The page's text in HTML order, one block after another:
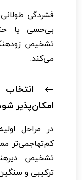
فشردگی
بی‌حسی یا
تشخیص
می‌کند.
انتخاب
امکان‌پذیر
در مراحل
کم‌تهاجمی‌تر
تشخیص
ترکیبی و